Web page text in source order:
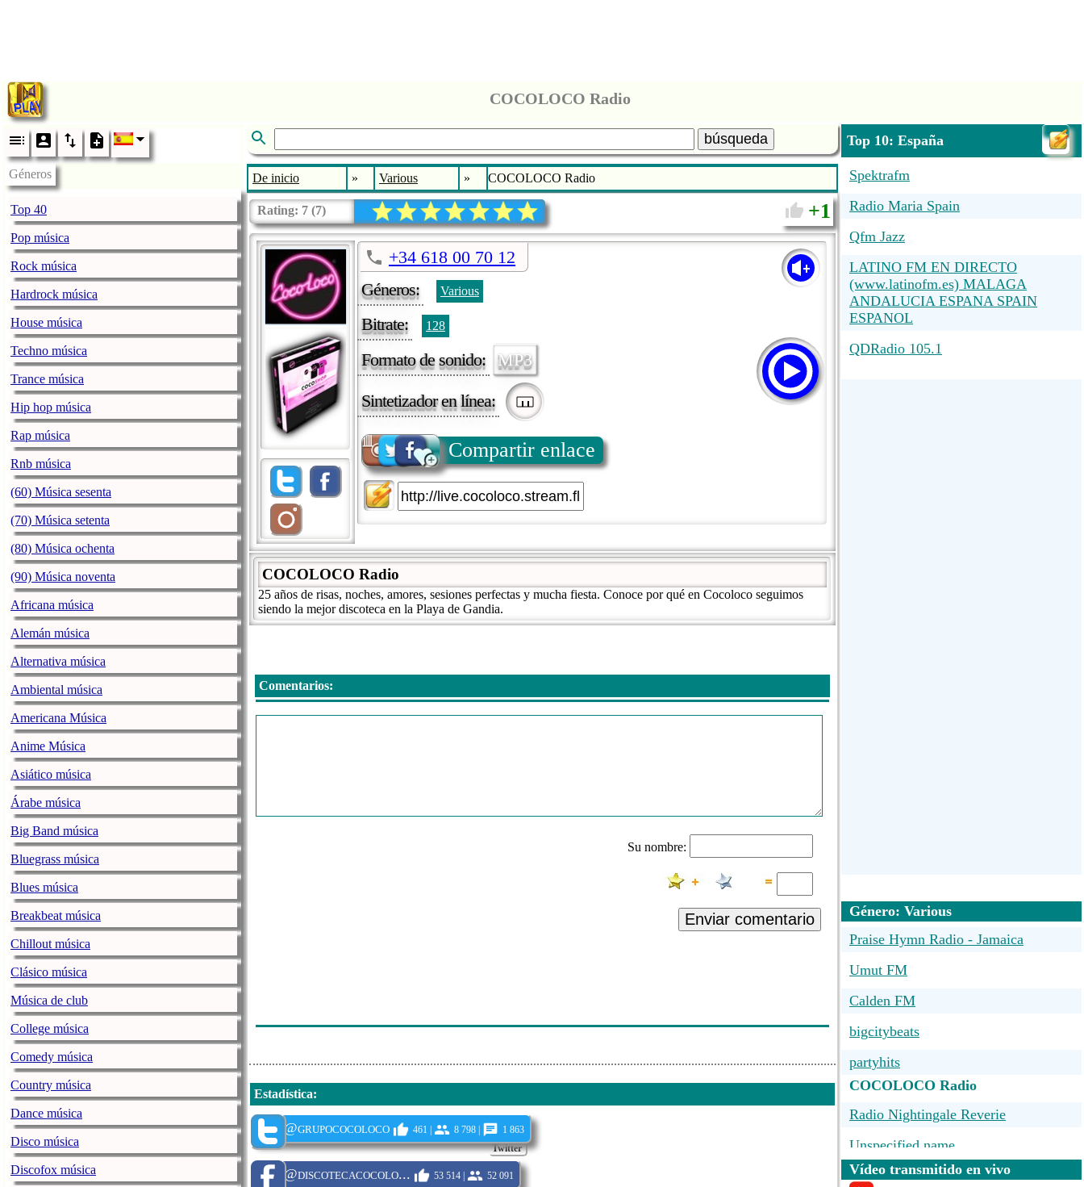
COCOLOCO Radio
Géneros
Top 40
Pop música
Rock música
Hardrock música
House música
Techno música
Trance música
Hip hop música
Rap música
Rnb música
(60) Música sesenta
(70) Música setenta
(80) Música ochenta
(90) Música noventa
Africana música
Alemán música
Alternativa música
Ambiental música
Americana Música
Anime Música
Asiático música
Árabe música
Big Band música
Bluegrass música
Blues música
Breakbeat música
Chillout música
Clásico música
Música de club
College música
Comedy música
Country música
Dance música
Disco música
Discofox música
búsqueda
De inicio » Various » COCOLOCO Radio
Rating: 7 (7) 1
+34 618 00 70 12
Géneros:
Various
Bitrate: 128
Formato de sonido: MP3
Sintetizador en línea:
Compartir enlace
COCOLOCO Radio
25 años de risas, noches, amores, sesiones perfectas y mucha fiesta. Conoce por qué en Cocoloco seguimos
siendo la mejor discoteca en la Playa de Gandia.
Comentarios:
Su nombre:
Enviar comentario
Estadística:
Twitter
@grupococoloco 461 | 8 798 | 1 863
@discotecacocolo... 53 514 | 52 091
Top 10: España
Spektrafm
Radio Maria Spain
Qfm Jazz
LATINO FM EN DIRECTO
(www.latinofm.es) MALAGA
ANDALUCIA ESPANA SPAIN
ESPANOL
QDRadio 105.1
Género: Various
Praise Hymn Radio - Jamaica
Umut FM
Calden FM
bigcitybeats
partyhits
COCOLOCO Radio
Radio Nightingale Reverie
Unspecified name
BAND FM SOROCABA
Vídeo transmitido en vivo